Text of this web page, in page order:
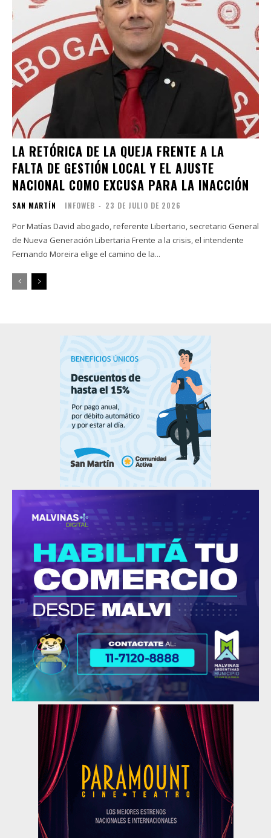
LA RETÓRICA DE LA QUEJA FRENTE A LA
FALTA DE GESTIÓN LOCAL Y EL AJUSTE
NACIONAL COMO EXCUSA PARA LA INACCIÓN
SAN MARTÍN INFOWEB - 23 DE JULIO DE 2026
Por Matías David abogado, referente Libertario, secretario General
de Nueva Generación Libertaria Frente a la crisis, el intendente
Fernando Moreira elige el camino de la...